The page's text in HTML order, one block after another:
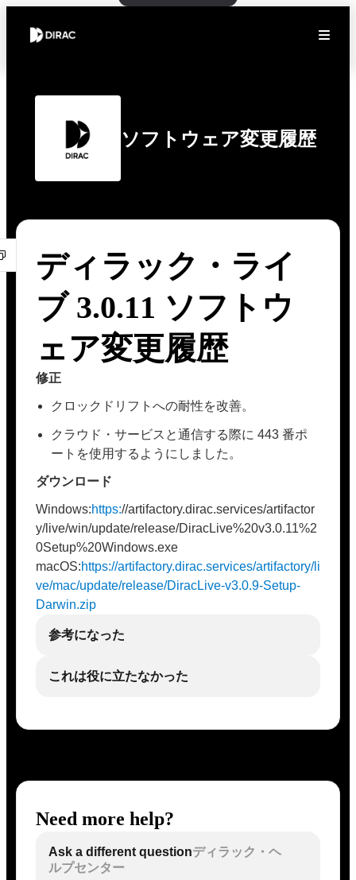
ソフトウェア変更履歴
ディラック・ライ
ブ 3.0.11 ソフトウ
ェア変更履歴
修正
クロックドリフトへの耐性を改善。
クラウド・サービスと通信する際に 443 番ポ
ートを使用するようにしました。
ダウンロード
Windows:https://artifactory.dirac.services/artifactor
y/live/win/update/release/DiracLive%20v3.0.11%2
0Setup%20Windows.exe
macOS:https://artifactory.dirac.services/artifactory/li
ve/mac/update/release/DiracLive-v3.0.9-Setup-
Darwin.zip
参考になった
これは役に立たなかった
Need more help?
Ask a different questionディラック・ヘ
ルプセンター